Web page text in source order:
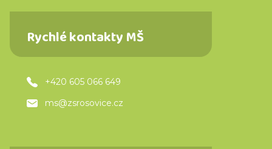
Rychlé kontakty MŠ
+420 605 066 649
ms@zsrosovice.cz